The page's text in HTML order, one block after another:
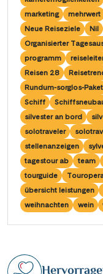
marketing
mehrwert
Neue Reiseziele
Nil
Organisierter
programm
Reisen 28
Rundum-sorglos-Paket
Schiff
silvester an bord
solotraveler
stellenanzeigen
tagestour ab
team
tourguide
übersicht leistungen
weihnachten
wein
Saar (10)
Seine, Oise &
Spree (4)
Weser, Ems &
Weser, Ems-/
Porta Nigra(12)
Reichsburg
Saarschleife(7)
Schloss
Schloss
Schloss
Schlögener
Stift Melk
Passau(7)
Porto(12)
Potsdam(1)
Regensburg(1)
Rotterdam (2)
Saarbrücken(5)
Saarburg(1)
Stralsund(6)
Strasbourg(1)
Valence